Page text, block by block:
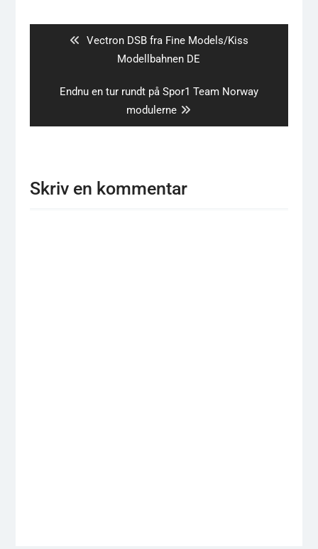
Previous
Vectron DSB fra Fine Models/Kiss
Modellbahnen DE
Next
Endnu en tur rundt på Spor1 Team Norway
modulerne
Skriv en kommentar